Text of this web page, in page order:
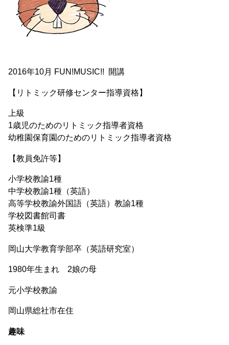
2016年10月 FUN!MUSIC!! 開講
【リトミック研修センター指導資格】
上級
1歳児のためのリトミック指導者資格
幼稚園保育園のためのリトミック指導者資格
【教員免許等】
小学校教諭1種
中学校教諭1種（英語）
高等学校教諭外国語（英語）教諭1種
学校図書館司書
英検準1級
岡山大学教育学部卒（英語研究室）
1980年生まれ 2娘の母
元小学校教諭
岡山県総社市在住
趣味